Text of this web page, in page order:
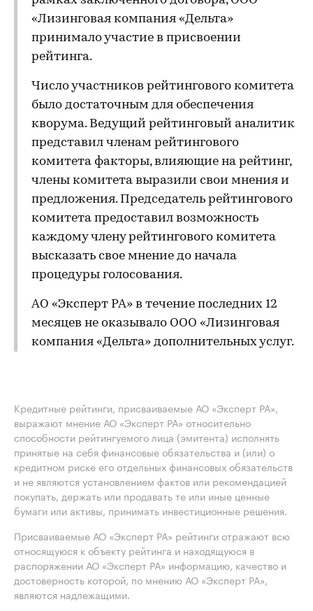
«Лизинговая компания «Дельта»
принимало участие в присвоении
рейтинга.
Число участников рейтингового комитета
было достаточным для обеспечения
кворума. Ведущий рейтинговый аналитик
представил членам рейтингового
комитета факторы, влияющие на рейтинг,
члены комитета выразили свои мнения и
предложения. Председатель рейтингового
комитета предоставил возможность
каждому члену рейтингового комитета
высказать свое мнение до начала
процедуры голосования.
АО «Эксперт РА» в течение последних 12
месяцев не оказывало ООО «Лизинговая
компания «Дельта» дополнительных услуг.
Кредитные рейтинги, присваиваемые АО «Эксперт РА»,
выражают мнение АО «Эксперт РА» относительно
способности рейтингуемого лица (эмитента) исполнять
принятые на себя финансовые обязательства и (или) о
кредитном риске его отдельных финансовых обязательств
и не являются установлением фактов или рекомендацией
покупать, держать или продавать те или иные ценные
бумаги или активы, принимать инвестиционные решения.
Присваиваемые АО «Эксперт РА» рейтинги отражают всю
относящуюся к объекту рейтинга и находящуюся в
распоряжении АО «Эксперт РА» информацию, качество и
достоверность которой, по мнению АО «Эксперт РА»,
являются надлежащими.